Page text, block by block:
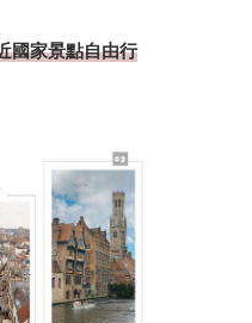
國家景點自由行